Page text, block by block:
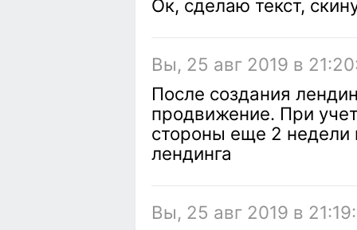
Ок, сделаю текст,
Вы, 25 авг 2019 в
После создания
продвижение. При
стороны еще 2 недели
лендинга
Вы, 25 авг 2019 в